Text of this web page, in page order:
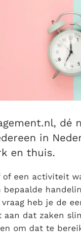
dé
in
en thuis.
of een activiteit
heb je de
aan dat zaken
om dat te